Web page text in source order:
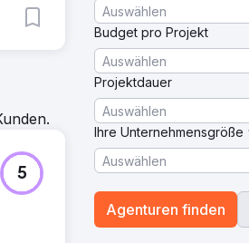
5
Auswählen
Budget pro Projekt
Auswählen
Projektdauer
Auswählen
Ihre Unternehmensgröße
Auswählen
Agenturen finden